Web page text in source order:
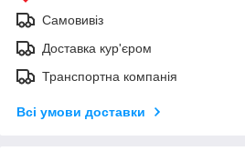
Самовивіз
Доставка кур'єром
Транспортна компанія
Всі умови доставки